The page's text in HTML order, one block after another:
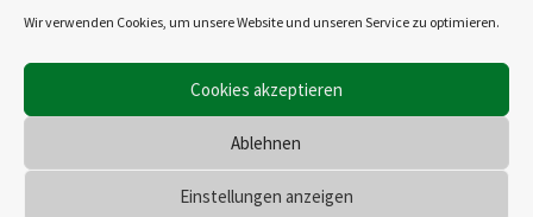
Wir verwenden Cookies, um unsere Website und unseren Service zu optimieren.
Cookies akzeptieren
Ablehnen
Einstellungen anzeigen
Laufenden mit Stadt.Land.Funk!
Jetzt laden für iOS & Android
© 2026 Düdinghausen